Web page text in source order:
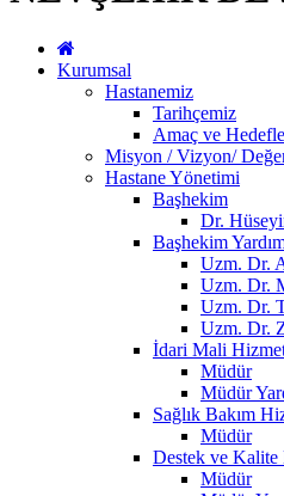
Kurumsal
Hastanemiz
Tarihçemiz
Amaç ve
Misyon / Vizyon/
Hastane Yönetimi
Başhekim
Dr.
Başhekim
Uzm. Dr.
Uzm. Dr.
Uzm. Dr.
Uzm. Dr.
İdari Mali
Müdür
Müdür
Sağlık Bakım
Müdür
Destek ve Kalite
Müdür